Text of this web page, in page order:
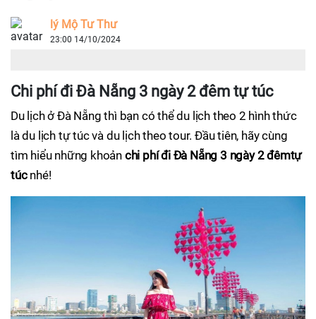
lý Mộ Tư Thư
23:00 14/10/2024
Chi phí đi Đà Nẵng 3 ngày 2 đêm tự túc
Du lịch ở Đà Nẵng thì bạn có thể du lịch theo 2 hình thức
là du lịch tự túc và du lịch theo tour. Đầu tiên, hãy cùng
tìm hiểu những khoản chi phí đi Đà Nẵng 3 ngày 2 đêmtự
túcnhé!